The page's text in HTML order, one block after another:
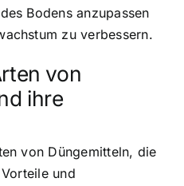
Bodens anzupassen
zu verbessern.
von
ihre
von Düngemitteln, die
und